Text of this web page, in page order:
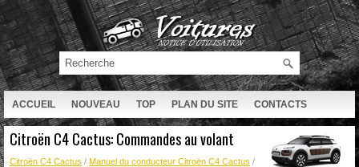
ACCUEIL NOUVEAU TOP PLAN DU SITE CONTACTS
RECHERCHE
Citroën C4 Cactus: Commandes au volant
Citroën C4 Cactus / Manuel du conducteur Citroën C4 Cactus /